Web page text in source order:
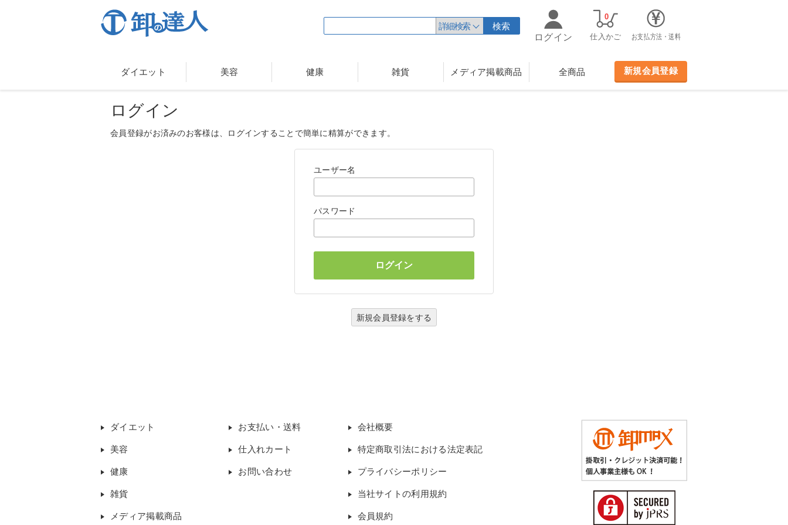
詳細検索
検索
ログイン
仕入かご
0
お支払方法・送料
ダイエット 美容 健康 雑貨 メディア掲載商品 全商品 新規会員登録
ログイン
会員登録がお済みのお客様は、ログインすることで簡単に精算ができます。
ユーザー名
パスワード
新規会員登録をする
ダイエット
美容
健康
雑貨
メディア掲載商品
お支払い・送料
仕入れカート
お問い合わせ
会社概要
特定商取引法における法定表記
プライバシーポリシー
当社サイトの利用規約
会員規約